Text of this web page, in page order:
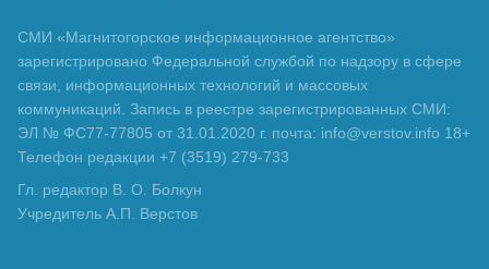
СМИ «Магнитогорское информационное агентство»
зарегистрировано Федеральной службой по надзору в сфере
связи, информационных технологий и массовых
коммуникаций. Запись в реестре зарегистрированных СМИ:
ЭЛ № ФС77-77805 от 31.01.2020 г. почта: info@verstov.info 18+
Телефон редакции +7 (3519) 279-733
Гл. редактор В. О. Болкун
Учредитель А.П. Верстов